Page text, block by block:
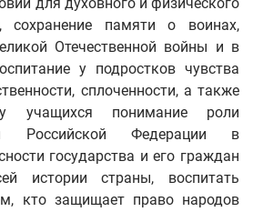
сохранение памяти о воинах,
Отечественной войны и в
у подростков чувства
сплоченности, а также
учащихся понимание роли
Российской Федерации в
государства и его граждан
истории страны, воспитать
кто защищает право народов